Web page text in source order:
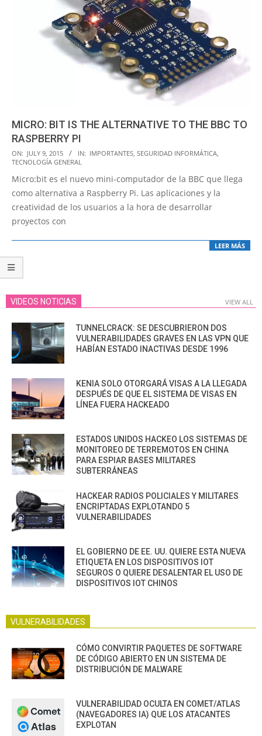
MICRO: BIT IS THE ALTERNATIVE TO THE BBC TO
RASPBERRY PI
2015-
07-
09
ON: JULY 9, 2015 IN: IMPORTANTES, SEGURIDAD INFORMÁTICA,
TECNOLOGÍA GENERAL
Micro:bit es el nuevo mini-computador de la BBC que llega
como alternativa a Raspberry Pi. Las aplicaciones y la
creatividad de los usuarios a la hora de desarrollar
proyectos con
LEER MÁS
VIDEOS NOTICIAS VIEW ALL
TUNNELCRACK: SE DESCUBRIERON DOS
VULNERABILIDADES GRAVES EN LAS VPN QUE
HABÍAN ESTADO INACTIVAS DESDE 1996
KENIA SOLO OTORGARÁ VISAS A LA LLEGADA
DESPUÉS DE QUE EL SISTEMA DE VISAS EN
LÍNEA FUERA HACKEADO
ESTADOS UNIDOS HACKEO LOS SISTEMAS DE
MONITOREO DE TERREMOTOS EN CHINA
PARA ESPIAR BASES MILITARES
SUBTERRÁNEAS
HACKEAR RADIOS POLICIALES Y MILITARES
ENCRIPTADAS EXPLOTANDO 5
VULNERABILIDADES
EL GOBIERNO DE EE. UU. QUIERE ESTA NUEVA
ETIQUETA EN LOS DISPOSITIVOS IOT
SEGUROS O QUIERE DESALENTAR EL USO DE
DISPOSITIVOS IOT CHINOS
VULNERABILIDADES
CÓMO CONVIRTIR PAQUETES DE SOFTWARE
DE CÓDIGO ABIERTO EN UN SISTEMA DE
DISTRIBUCIÓN DE MALWARE
VULNERABILIDAD OCULTA EN COMET/ATLAS
(NAVEGADORES IA) QUE LOS ATACANTES
EXPLOTAN